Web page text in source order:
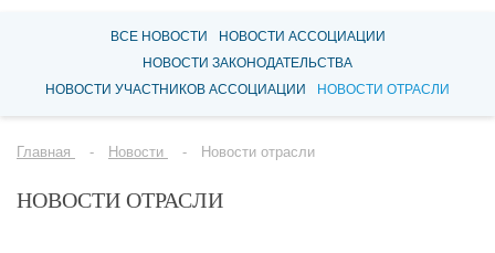
ВСЕ НОВОСТИ
НОВОСТИ АССОЦИАЦИИ
НОВОСТИ ЗАКОНОДАТЕЛЬСТВА
НОВОСТИ УЧАСТНИКОВ АССОЦИАЦИИ
НОВОСТИ ОТРАСЛИ
Главная Новости Новости отрасли
НОВОСТИ ОТРАСЛИ